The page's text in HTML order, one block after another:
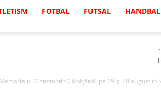
FOTBAL FUTSAL HANDBAL
”Constantin Căpățână” pe 19 și 20 august în